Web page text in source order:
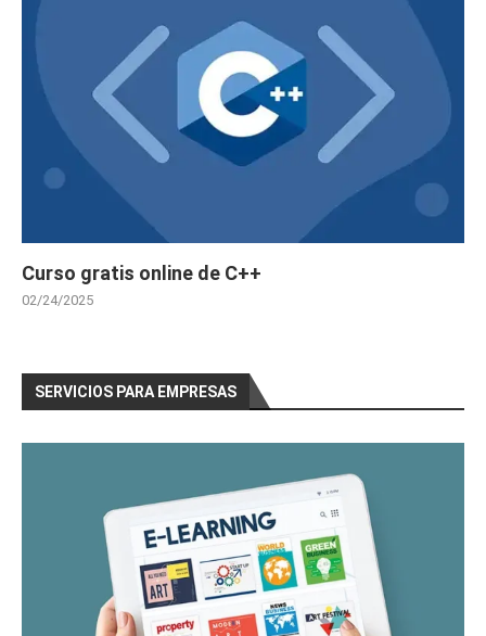
Curso gratis online de C++
02/24/2025
SERVICIOS PARA EMPRESAS